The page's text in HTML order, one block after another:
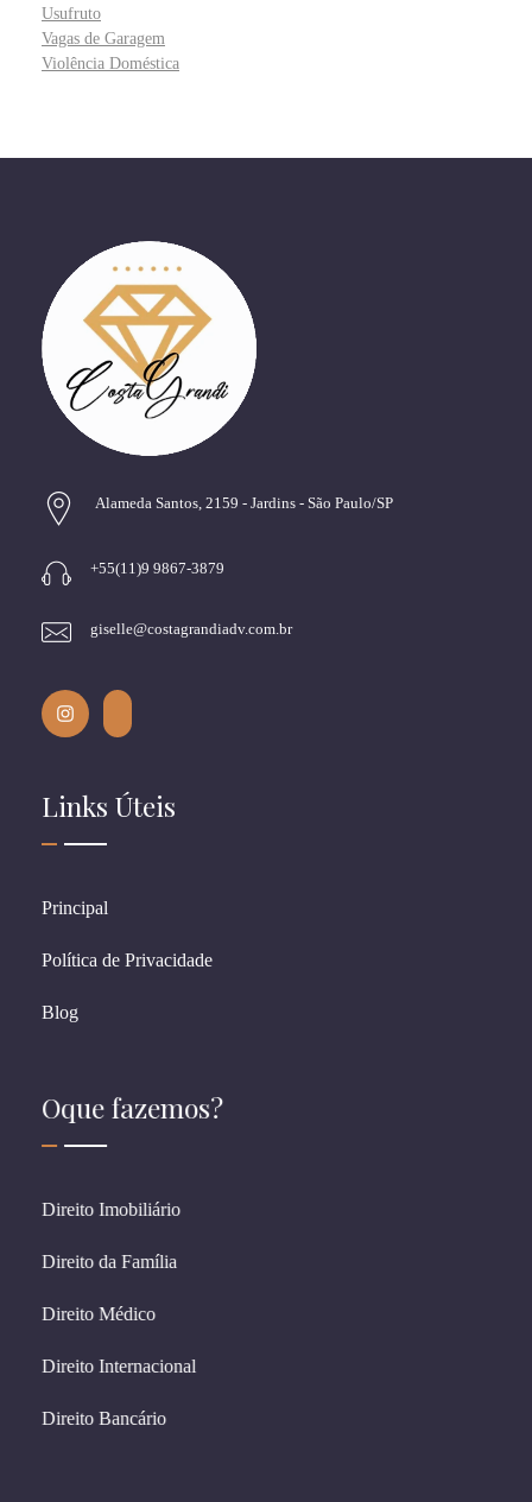
Usufruto
Vagas de Garagem
Violência Doméstica
Alameda Santos, 2159 - Jardins - São Paulo/SP
+55(11)9 9867-3879
giselle@costagrandiadv.com.br
Links Úteis
Principal
Política de Privacidade
Blog
Oque fazemos?
Direito Imobiliário
Direito da Família
Direito Médico
Direito Internacional
Direito Bancário